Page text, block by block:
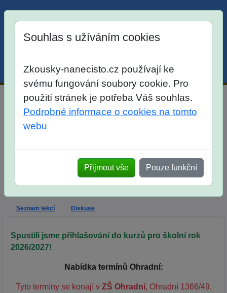
Menu Účet Košík
Dlouhodobý kurz matematika, český jazyk pro žáky 4.
Českolipská
Ohradní
Seznam lekcí Diskuse
Souhlas s užíváním cookies
Zkousky-nanecisto.cz používají ke
svému fungování soubory cookie. Pro
použití stránek je potřeba Váš souhlas.
Podrobné informace o cookies na tomto
webu
Přijmout vše Pouze funkční
Spustili jsme přihlašování do kurzů pro školní rok
2026/2027!
Nabídka termínů Ohradní:
Tyto termíny se konají v ZŠ Ohradní, Ohradní 1366/49,